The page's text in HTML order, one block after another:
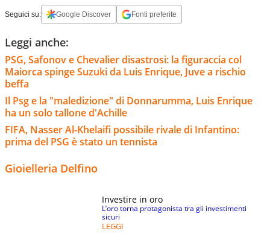
Seguici su: Google Discover Fonti preferite
Leggi anche:
PSG, Safonov e Chevalier disastrosi: la figuraccia col
Maiorca spinge Suzuki da Luis Enrique, Juve a rischio
beffa
Il Psg e la "maledizione" di Donnarumma, Luis Enrique
ha un solo tallone d'Achille
FIFA, Nasser Al-Khelaifi possibile rivale di Infantino:
prima del PSG è stato un tennista
Gioielleria Delfino
Investire in oro
L’oro torna protagonista tra gli investimenti
sicuri
LEGGI